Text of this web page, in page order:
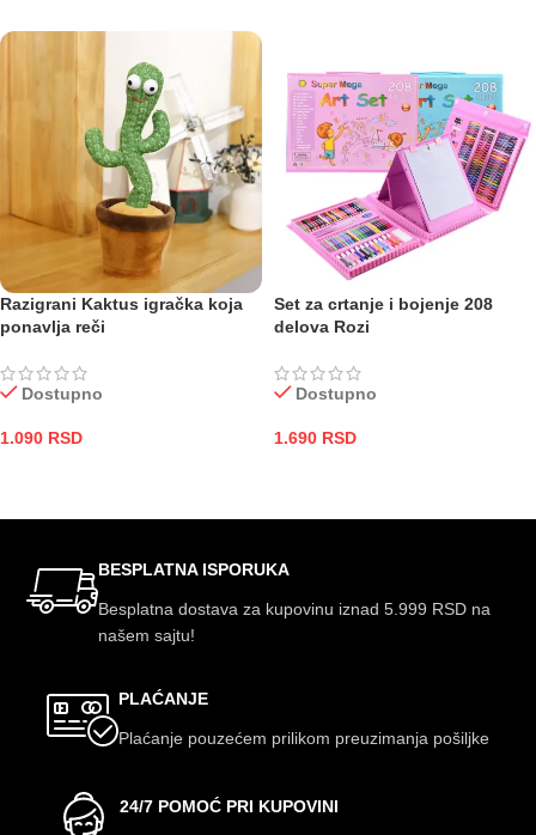
Razigrani Kaktus igračka koja
ponavlja reči
Dostupno
1.090 RSD
Set za crtanje i bojenje 208
delova Rozi
Dostupno
1.690 RSD
BESPLATNA ISPORUKA
Besplatna dostava za kupovinu iznad 5.999 RSD na
našem sajtu!
PLAĆANJE
Plaćanje pouzećem prilikom preuzimanja pošiljke
24/7 POMOĆ PRI KUPOVINI